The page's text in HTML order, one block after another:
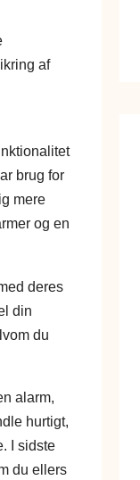
af
brug for
mere
og en
deres
din
du
alarm,
hurtigt,
I sidste
du ellers